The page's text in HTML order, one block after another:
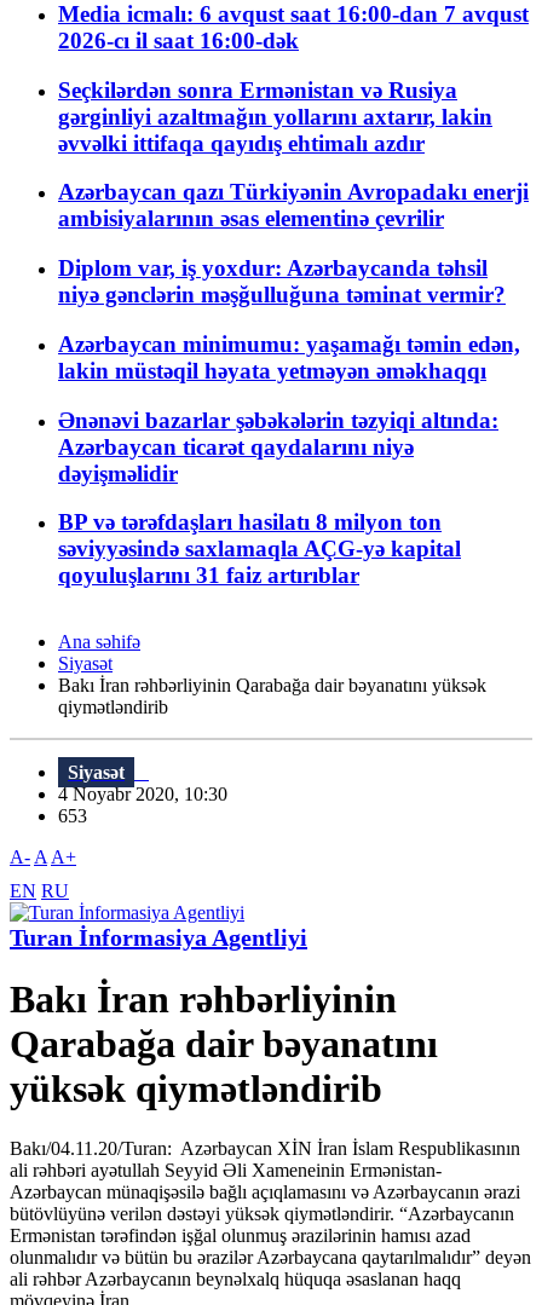
Media icmalı: 6 avqust saat 16:00-dan 7 avqust
2026-cı il saat 16:00-dək
Seçkilərdən sonra Ermənistan və Rusiya
gərginliyi azaltmağın yollarını axtarır, lakin
əvvəlki ittifaqa qayıdış ehtimalı azdır
Azərbaycan qazı Türkiyənin Avropadakı enerji
ambisiyalarının əsas elementinə çevrilir
Diplom var, iş yoxdur: Azərbaycanda təhsil
niyə gənclərin məşğulluğuna təminat vermir?
Azərbaycan minimumu: yaşamağı təmin edən,
lakin müstəqil həyata yetməyən əməkhaqqı
Ənənəvi bazarlar şəbəkələrin təzyiqi altında:
Azərbaycan ticarət qaydalarını niyə
dəyişməlidir
BP və tərəfdaşları hasilatı 8 milyon ton
səviyyəsində saxlamaqla AÇG-yə kapital
qoyuluşlarını 31 faiz artırıblar
Ana səhifə
Siyasət
Bakı İran rəhbərliyinin Qarabağa dair bəyanatını yüksək
qiymətləndirib
Siyasət
4 Noyabr 2020, 10:30
653
A- A A+
EN RU
Turan İnformasiya Agentliyi
Bakı İran rəhbərliyinin
Qarabağa dair bəyanatını
yüksək qiymətləndirib
Bakı/04.11.20/Turan: Azərbaycan XİN İran İslam Respublikasının
ali rəhbəri ayətullah Seyyid Əli Xameneinin Ermənistan-
Azərbaycan münaqişəsilə bağlı açıqlamasını və Azərbaycanın ərazi
bütövlüyünə verilən dəstəyi yüksək qiymətləndirir. “Azərbaycanın
Ermənistan tərəfindən işğal olunmuş ərazilərinin hamısı azad
olunmalıdır və bütün bu ərazilər Azərbaycana qaytarılmalıdır” deyən
ali rəhbər Azərbaycanın beynəlxalq hüquqa əsaslanan haqq
mövqeyinə İran...